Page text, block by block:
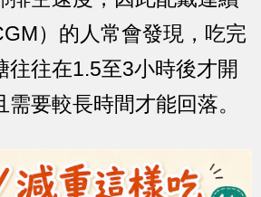
）的人常會發現，吃完
往往在1.5至3小時後才開
要較長時間才能回落。